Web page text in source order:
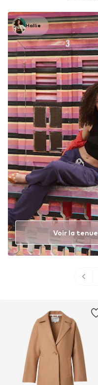
Hallie
Voir la tenue